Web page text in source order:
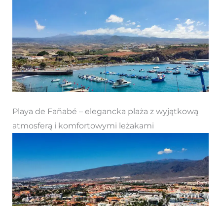
Playa de Fañabé – elegancka plaża z wyjątkową
atmosferą i komfortowymi leżakami